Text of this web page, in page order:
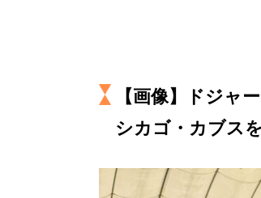
ライフスタイル・生き
社会・カルチャー・マ
【画像】ドジャ
シカゴ・カブス